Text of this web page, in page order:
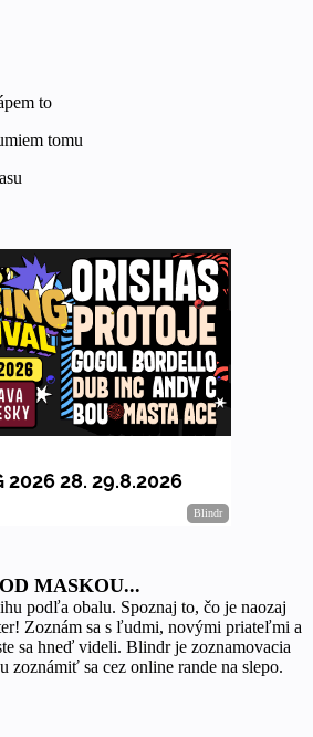
to
tomu
MASKOU...
podľa obalu. Spoznaj to, čo je naozaj
Zoznám sa s ľudmi, novými priateľmi a
sa hneď videli. Blindr je zoznamovacia
zoznámiť sa cez online rande na slepo.